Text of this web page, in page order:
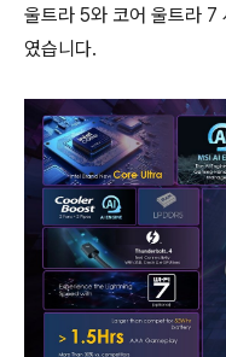
울트라 5와 코어 울트라 7
였습니다.